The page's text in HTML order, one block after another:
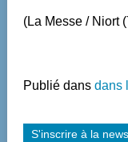
(La Messe / Niort
Publié dans dans
S'inscrire à la